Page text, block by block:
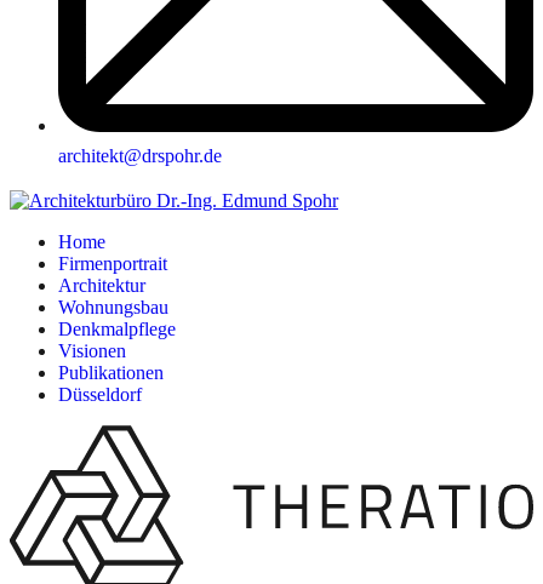
architekt@drspohr.de
Home
Firmenportrait
Architektur
Wohnungsbau
Denkmalpflege
Visionen
Publikationen
Düsseldorf